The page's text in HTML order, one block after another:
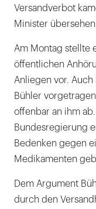
Versandverbot
Minister übersehen.
Am Montag stellte
öffentlichen
Anliegen vor.
Bühler
offenbar an ihm
Bundesregierung
Bedenken gegen
Medikamenten
Dem Argument
durch den